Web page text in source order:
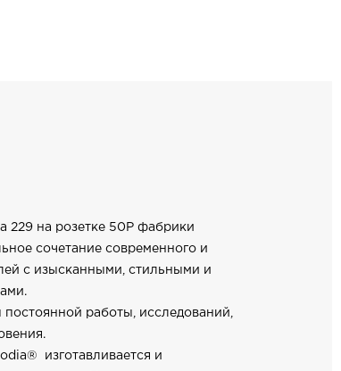
229 на розетке 50P фабрики
сочетание современного и
с изысканными, стильными и
постоянной работы, исследований,
изготавливается и